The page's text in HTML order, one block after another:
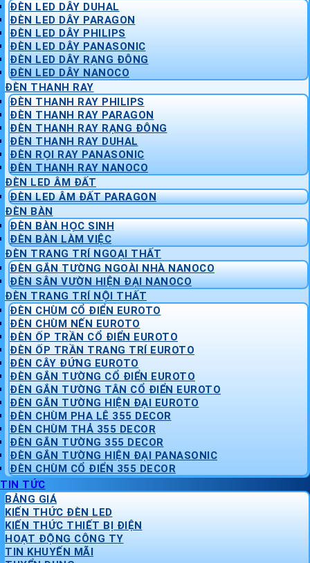
ĐÈN LED DÂY DUHAL
ĐÈN LED DÂY PARAGON
ĐÈN LED DÂY PHILIPS
ĐÈN LED DÂY PANASONIC
ĐÈN LED DÂY RẠNG ĐÔNG
ĐÈN LED DÂY NANOCO
ĐÈN THANH RAY
ĐÈN THANH RAY PHILIPS
ĐÈN THANH RAY PARAGON
ĐÈN THANH RAY RẠNG ĐÔNG
ĐÈN THANH RAY DUHAL
ĐÈN RỌI RAY PANASONIC
ĐÈN THANH RAY NANOCO
ĐÈN LED ÂM ĐẤT
ĐÈN LED ÂM ĐẤT PARAGON
ĐÈN BÀN
ĐÈN BÀN HỌC SINH
ĐÈN BÀN LÀM VIỆC
ĐÈN TRANG TRÍ NGOẠI THẤT
ĐÈN GẮN TƯỜNG NGOÀI NHÀ NANOCO
ĐÈN SÂN VƯỜN HIỆN ĐẠI NANOCO
ĐÈN TRANG TRÍ NỘI THẤT
ĐÈN CHÙM CỔ ĐIỂN EUROTO
ĐÈN CHÙM NẾN EUROTO
ĐÈN ỐP TRẦN CỔ ĐIỂN EUROTO
ĐÈN ỐP TRẦN TRANG TRÍ EUROTO
ĐÈN CÂY ĐỨNG EUROTO
ĐÈN GẮN TƯỜNG CỔ ĐIỂN EUROTO
ĐÈN GẮN TƯỜNG TÂN CỔ ĐIỂN EUROTO
ĐÈN GẮN TƯỜNG HIỆN ĐẠI EUROTO
ĐÈN CHÙM PHA LÊ 355 DECOR
ĐÈN CHÙM THẢ 355 DECOR
ĐÈN GẮN TƯỜNG 355 DECOR
ĐÈN GẮN TƯỜNG HIỆN ĐẠI PANASONIC
ĐÈN CHÙM CỔ ĐIỂN 355 DECOR
TIN TỨC
BẢNG GIÁ
KIẾN THỨC ĐÈN LED
KIẾN THỨC THIẾT BỊ ĐIỆN
HOẠT ĐỘNG CÔNG TY
TIN KHUYẾN MÃI